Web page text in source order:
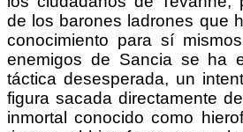
de los barones ladrones que
conocimiento para sí
enemigos de Sancia se ha
táctica desesperada, un
figura sacada directamente
inmortal conocido como